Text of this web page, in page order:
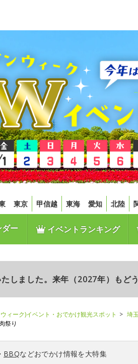
東京 甲信越 東海 愛知 北陸
ー イベントランキング
しました。来年（2027年）もど
ィーク)イベント・おでかけ観光スポット
埼
祭り
・ BBQなどおでかけ情報を大特集